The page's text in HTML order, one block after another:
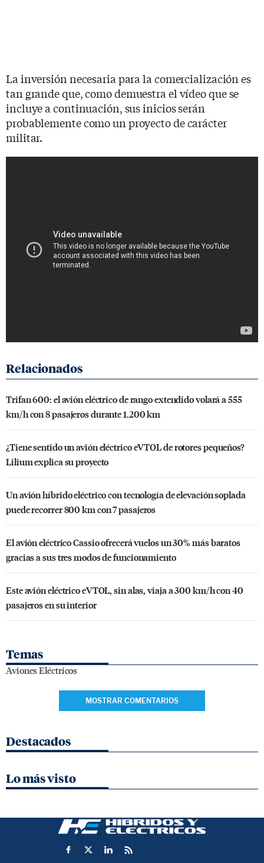
La inversión necesaria para la comercialización es
tan grande que, como demuestra el vídeo que se
incluye a continuación, sus inicios serán
probablemente como un proyecto de carácter
militar.
Trifan 600: el avión eléctrico de rango extendido volará a 555
km/h con 8 pasajeros durante 1.200 km
¿Tiene sentido un avión eléctrico eVTOL de rotores pequeños?
Lilium explica su proyecto
Un avión híbrido eléctrico con tecnología de elevación soplada
puede recorrer 800 km con 7 pasajeros
El avión eléctrico Cassio ofrecerá vuelos un 30% más baratos
gracias a sus tres modos de funcionamiento
Este avión eléctrico eVTOL, sin alas, viaja a 300 km/h con 40
pasajeros en su interior
Temas
Aviones Eléctricos
MOSTRAR COMENTARIOS
Destacados
Lo más visto